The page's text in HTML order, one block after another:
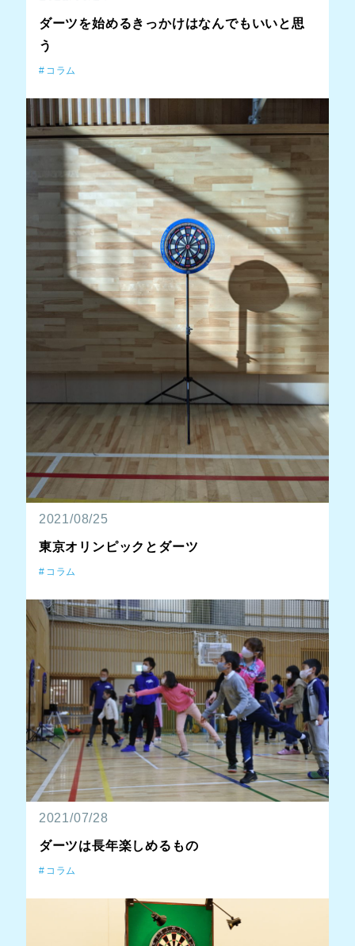
ダーツを始めるきっかけはなんでもいいと思
う
コラム
2021/08/25
東京オリンピックとダーツ
コラム
2021/07/28
ダーツは長年楽しめるもの
コラム